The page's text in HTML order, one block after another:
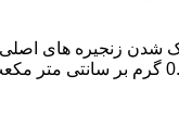
زنجیره های